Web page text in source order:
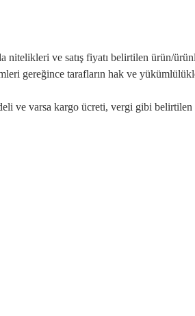
nitelikleri ve satış fiyatı belirtilen ürün/
gereğince tarafların hak ve
ve varsa kargo ücreti, vergi gibi